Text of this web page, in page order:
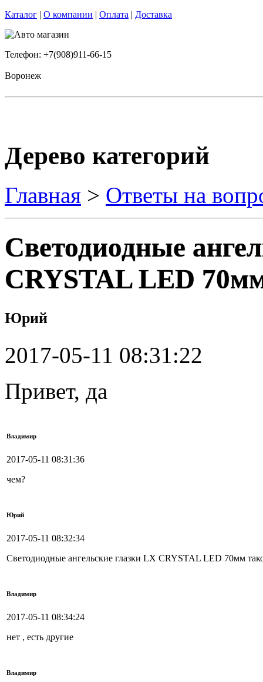
Каталог | О компании | Оплата | Доставка
Телефон: +7(908)911-66-15
Воронеж
Дерево категорий
Главная > Ответы на
Светодиодные
CRYSTAL LED
Юрий
2017-05-11 08:31:22
Привет, да
Владимир
2017-05-11 08:31:36
чем?
Юрий
2017-05-11 08:32:34
Светодиодные ангельские глазки LX CRYSTAL LED 70мм
Владимир
2017-05-11 08:34:24
нет , есть другие
Владимир